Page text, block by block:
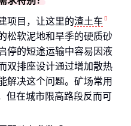
项目，让这里的渣土车
松软泥地和旱季的硬质砂
停的短途运输中容易因液
双排座设计通过增加散热
解决这个问题。矿场常用
但在城市限高路段反而可